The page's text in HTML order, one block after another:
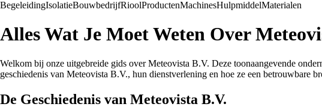
BegeleidingIsolatieBouwbedrijfRioolProductenMachinesHulpmiddelMaterialen
Alles Wat Je Moet Weten Over
Welkom bij onze uitgebreide gids over Meteovista B.V. Deze toonaangevende
geschiedenis van Meteovista B.V., hun dienstverlening en hoe ze een betrouwbare
De Geschiedenis van Meteovista B.V.